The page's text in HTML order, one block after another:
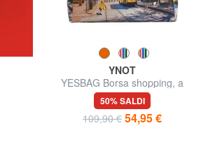
YNOT
YESBAG Borsa shopping, a
spalla
50% SALDI
109,90 € 54,95 €